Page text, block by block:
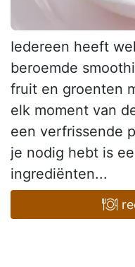
Iedereen heeft
beroemde
fruit en groenten
elk moment van
een verfrissende
je nodig hebt is
ingrediënten...